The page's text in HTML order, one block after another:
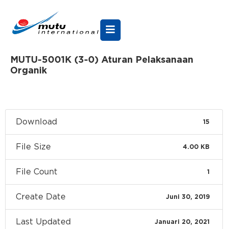
MUTU-5001K (3-0) Aturan Pelaksanaan
Organik
Download 15
File Size 4.00 KB
File Count 1
Create Date Juni 30, 2019
Last Updated Januari 20, 2021